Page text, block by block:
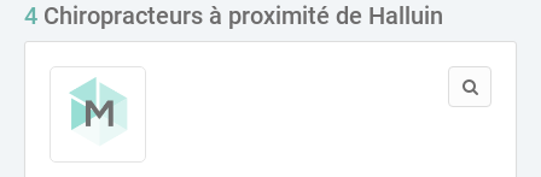
4 Chiropracteurs à proximité de Halluin